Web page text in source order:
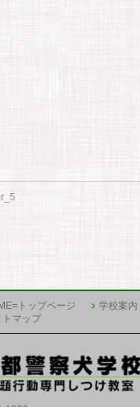
トップページ 学校案内
トマップ